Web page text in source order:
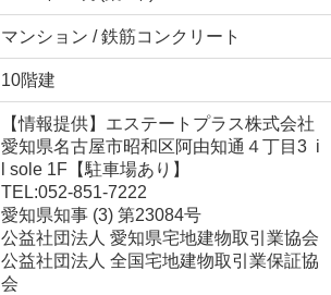
マンション / 鉄筋コンクリート
10階建
【情報提供】エステートプラス株式会社
愛知県名古屋市昭和区阿由知通４丁目3 i
l sole 1F【駐車場あり】
TEL:052-851-7222
愛知県知事 (3) 第23084号
公益社団法人 愛知県宅地建物取引業協会
公益社団法人 全国宅地建物取引業保証協
会